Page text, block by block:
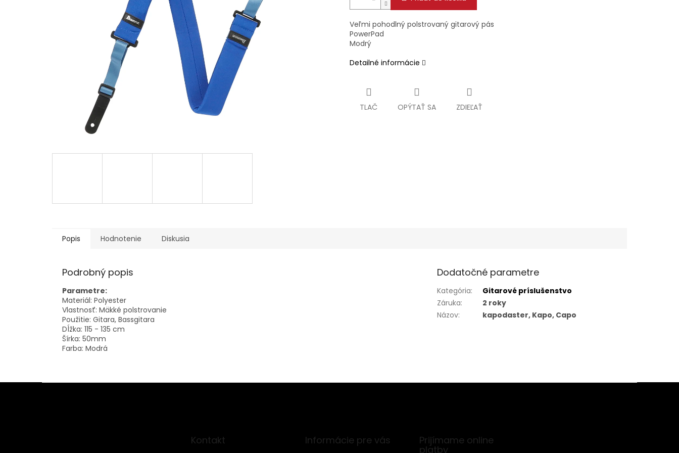
Veľmi pohodlný polstrovaný gitarový pás
PowerPad
Modrý
Detailné informácie
TLAČ OPÝTAŤ SA ZDIEĽAŤ
Popis Hodnotenie Diskusia
Podrobný popis
Parametre:
Materiál: Polyester
Vlastnosť: Mäkké polstrovanie
Použitie: Gitara, Bassgitara
Dĺžka: 115 - 135 cm
Šírka: 50mm
Farba: Modrá
Dodatočné parametre
Kategória:
Gitarové príslušenstvo
Záruka:
2 roky
Názov: kapodaster, Kapo, Capo
Kontakt Informácie pre vás Prijímame online
platby